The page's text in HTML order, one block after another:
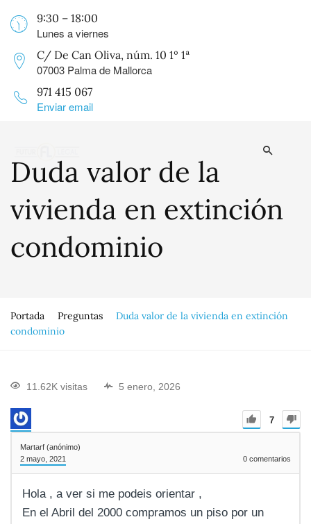
9:30 – 18:00
Lunes a viernes
C/ De Can Oliva, núm. 10 1º 1ª
07003 Palma de Mallorca
971 415 067
Enviar email
Duda valor de la
vivienda en extinción
condominio
Portada Preguntas
Duda valor de la vivienda en extinción
condominio
11.62K visitas 5 enero, 2026
7
Martarf (anónimo)
2 mayo, 2021
0 comentarios
Hola , a ver si me podeis orientar ,
En el Abril del 2000 compramos un piso por un